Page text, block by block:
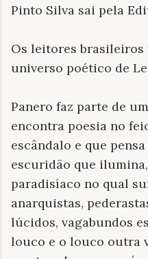
Pinto Silva sai pela
Os leitores brasileiros
universo poético de
Panero faz parte de
encontra poesia no
escândalo e que
escuridão que
paradisíaco no qual
anarquistas,
lúcidos, vagabundos
louco e o louco outra